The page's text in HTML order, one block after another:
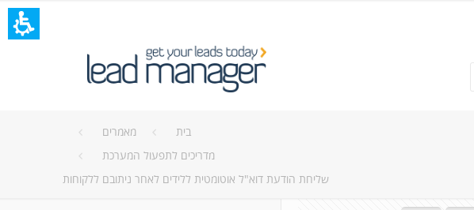
בית
מאמרים
מדריכים לתפעול המערכת
שליחת הודעת דוא"ל אוטומטית ללידים לאחר ניתובם ללקוחות